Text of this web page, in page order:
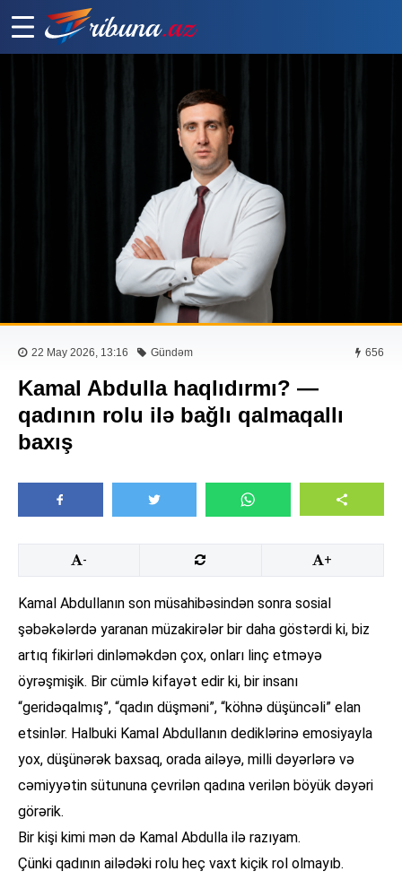
22 May 2026, 13:16 Gündəm 656
Kamal Abdulla haqlıdırmı? —
qadının rolu ilə bağlı qalmaqallı
baxış
- +
Kamal Abdullanın son müsahibəsindən sonra sosial
şəbəkələrdə yaranan müzakirələr bir daha göstərdi ki, biz
artıq fikirləri dinləməkdən çox, onları linç etməyə
öyrəşmişik. Bir cümlə kifayət edir ki, bir insanı
“geridəqalmış”, “qadın düşməni”, “köhnə düşüncəli” elan
etsinlər. Halbuki Kamal Abdullanın dediklərinə emosiyayla
yox, düşünərək baxsaq, orada ailəyə, milli dəyərlərə və
cəmiyyətin sütununa çevrilən qadına verilən böyük dəyəri
görərik.
Bir kişi kimi mən də Kamal Abdulla ilə razıyam.
Çünki qadının ailədəki rolu heç vaxt kiçik rol olmayıb.